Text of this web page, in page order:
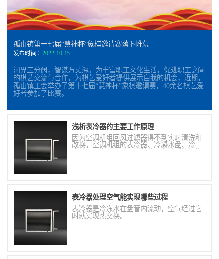
孤山镇第十七届“慧神杯”象棋邀请赛落下帷幕
发布时间： 2022-10-15
河界三分阔，智谋万丈深。为丰富职工文化生活，促进职工之间
的棋艺交流与合作，为棋艺爱好者提供展示自我的机会，近期，
孤山镇工会举办了第十七届“慧神杯”象棋邀请赛，40余名棋艺爱
好者参加了比赛。
浅析表冷器的主要工作原理
因为空调机组回风过滤器得不到实时清洗和
改换，空调机组的表冷器、冷凝水盘、冷凝
表冷器处理空气能实现哪些过程
表冷器是冷冻水在盘管内流动，空气经过它
时就实现热交换。